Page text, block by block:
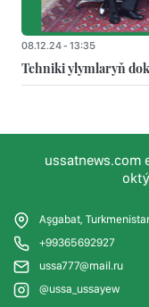
08.12.24 - 13:35
Tehniki ylymlaryň
ussatnews.com
Aşgabat,
+99365692927
ussa777@mail.ru
@ussa_ussayew